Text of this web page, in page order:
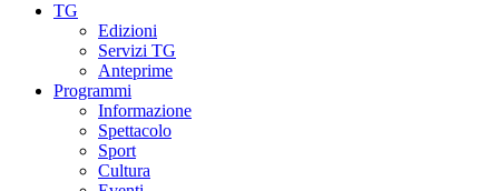
TG
Edizioni
Servizi TG
Anteprime
Programmi
Informazione
Spettacolo
Sport
Cultura